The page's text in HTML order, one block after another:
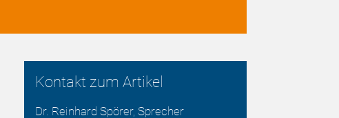
Kontakt zum Artikel
Dr. Reinhard Spörer, Sprecher